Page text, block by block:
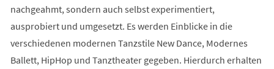
nachgeahmt, sondern auch selbst experimentiert,
ausprobiert und umgesetzt. Es werden Einblicke in die
verschiedenen modernen Tanzstile New Dance, Modernes
Ballett, HipHop und Tanztheater gegeben. Hierdurch erhalten